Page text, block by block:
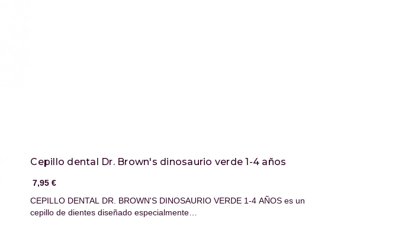
Cepillo dental Dr. Brown's dinosaurio verde 1-4 años
7,95 €
CEPILLO DENTAL DR. BROWN'S DINOSAURIO VERDE 1-4 AÑOS es un
cepillo de dientes diseñado especialmente…